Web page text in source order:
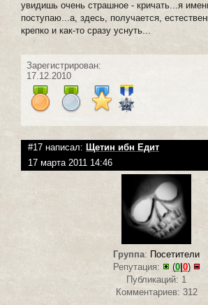
увидишь очень страшное - кричать...я
поступаю...а, здесь, получается,
крепко и как-то сразу уснуть...
Зарегистрирован:
17.12.2010
#17 написал: Щетин ибн Едит
17 марта 2011 14:46
Группа: Посетители
Репутация:
(0| 0)
Публикаций: 1
Комментариев: 312